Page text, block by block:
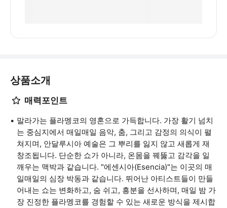
상품소개
매력포인트
말라가는 플라멩코의 영혼으로 가득합니다. 가장 활기 넘치
는 중심지에서 매일매일 음악, 춤, 그리고 감정의 의식이 펼
쳐지며, 안달루시아 예술은 그 뿌리를 잃지 않고 새롭게 재
창조됩니다. 단순한 쇼가 아니라, 온몸을 꿰뚫고 감각을 일
깨우는 맥박과 같습니다. "에센시아(Esencia)"는 이곳의 매
일매일의 심장 박동과 같습니다. 뛰어난 아티스트들이 만들
어내는 쇼는 변화하고, 숨 쉬고, 흥분을 선사하며, 매일 밤 가
장 진정한 플라멩코를 경험할 수 있는 새로운 방식을 제시합